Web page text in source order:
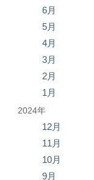
6月
5月
4月
3月
2月
1月
2024年
12月
11月
10月
9月